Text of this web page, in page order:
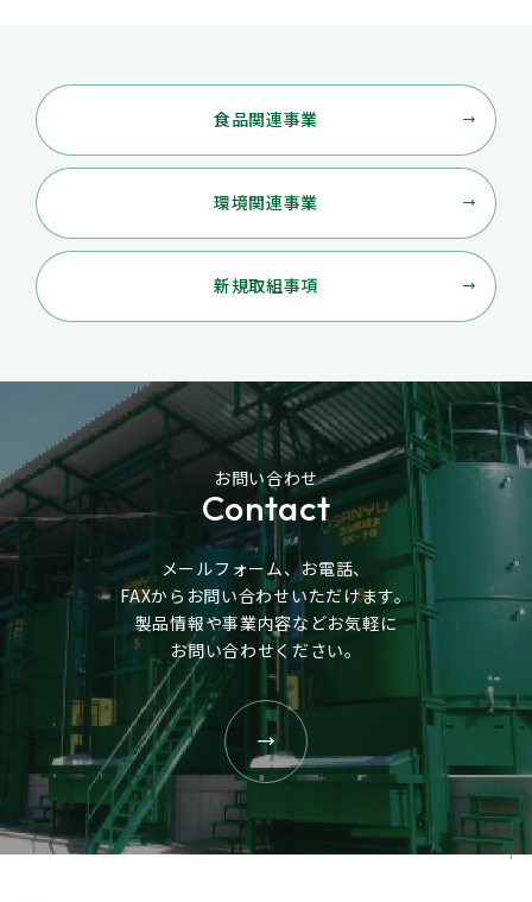
食品関連事業
環境関連事業
新規取組事項
お問い合わせ
Contact
メールフォーム、お電話、
FAXからお問い合わせいただけます。
製品情報や事業内容などお気軽に
お問い合わせください。